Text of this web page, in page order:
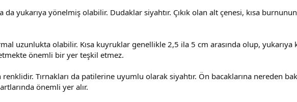
yukarıya yönelmiş olabilir. Dudaklar siyahtır. Çıkık olan alt çenesi, kısa
uzunlukta olabilir. Kısa kuyruklar genellikle 2,5 ila 5 cm arasında olup, yukarıya
önemli bir yer teşkil etmez.
Tırnakları da patilerine uyumlu olarak siyahtır. Ön bacaklarına nereden
önemli yer alır.